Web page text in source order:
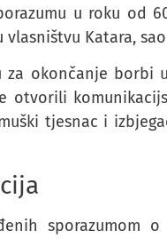
u roku od
Katara,
okončanje borbi
otvorili
tjesnac i
sporazumom